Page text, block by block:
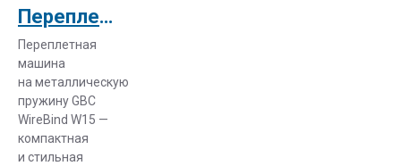
Переплетчик GBC WireBind W15
Переплетная
машина
на металлическую
пружину GBC
WireBind W15 —
компактная
и стильная